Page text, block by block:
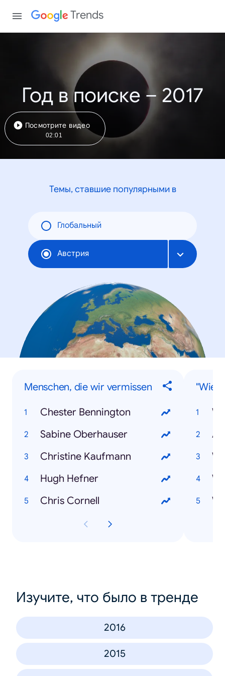
Trends
Год в поиске – 2017
Посмотрите видео
02:01
Темы, ставшие популярными в
Глобальный
Австрия
Menschen, die wir vermissen
Chester Bennington
Sabine Oberhauser
Christine Kaufmann
Hugh Hefner
Chris Cornell
Изучите, что было в тренде
2016
2015